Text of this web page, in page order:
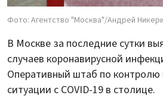
Фото: Агентство "Москва"/Андрей
В Москве за последние сутки
случаев коронавирусной
Оперативный штаб по контролю
ситуации с COVID-19 в столице.